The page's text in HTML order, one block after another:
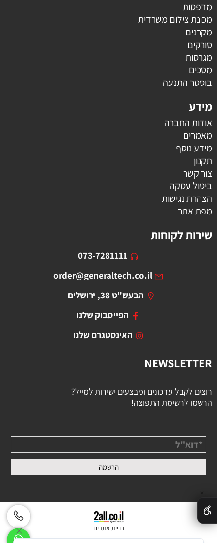
מדפסות
מכונת צילום משרדית
מקרנים
סורקים
מגרסות
מסכים
בוסטר התנעה
מידע
אודות החברה
מאמרים
מידע נוסף
תקנון
צור קשר
ביטול עסקה
הצהרת נגישות
מפת אתר
שירות לקוחות
073-7281111
order@generaltech.co.il
הבעש"ט 38, ירושלים
הפייסבוק שלנו
האינסטגרם שלנו
NEWSLETTER
רוצים לקבל עדכונים ומבצעים ישירות למייל?
הרשמו לרשימת התפוצה!
בניית אתרים